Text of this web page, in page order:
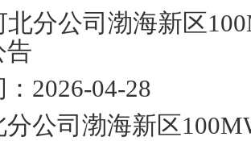
北分公司渤海新区
告
2026-04-28
公司渤海新区